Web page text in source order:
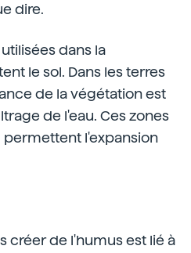
dire.
dans la
le sol. Dans les terres
de la végétation est
de l'eau. Ces zones
permettent l'expansion
créer de l'humus est lié à